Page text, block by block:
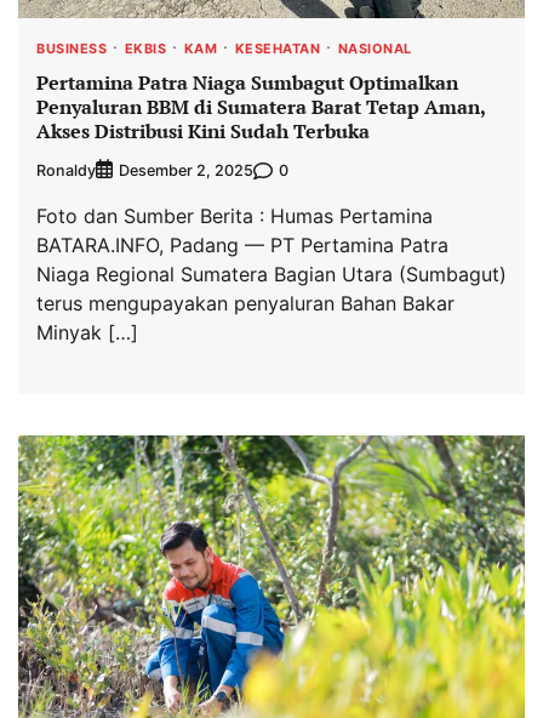
BUSINESS EKBIS KAM KESEHATAN NASIONAL
Pertamina Patra Niaga Sumbagut Optimalkan
Penyaluran BBM di Sumatera Barat Tetap Aman,
Akses Distribusi Kini Sudah Terbuka
Ronaldy Desember 2, 2025 0
Foto dan Sumber Berita : Humas Pertamina
BATARA.INFO, Padang — PT Pertamina Patra
Niaga Regional Sumatera Bagian Utara (Sumbagut)
terus mengupayakan penyaluran Bahan Bakar
Minyak […]